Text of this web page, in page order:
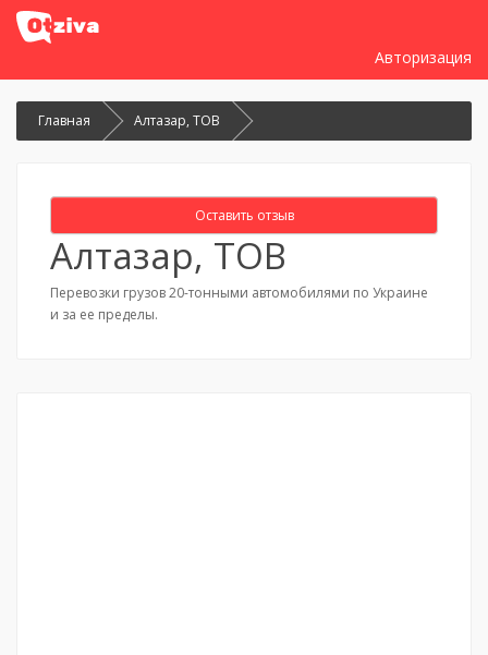
Авторизация
Главная Алтазар, ТОВ
Оставить отзыв
Алтазар, ТОВ
Перевозки грузов 20-тонными автомобилями по Украине
и за ее пределы.